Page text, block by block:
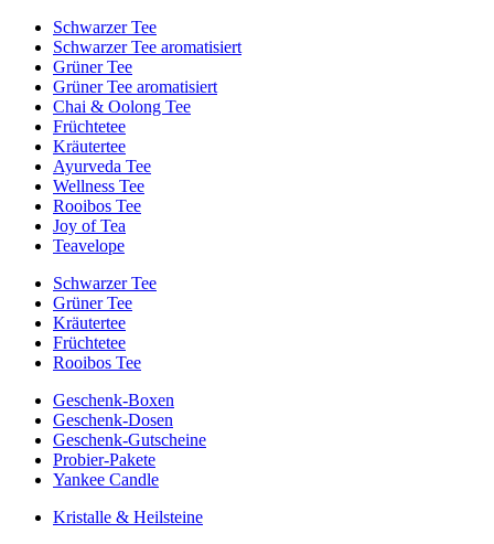
Schwarzer Tee
Schwarzer Tee aromatisiert
Grüner Tee
Grüner Tee aromatisiert
Chai & Oolong Tee
Früchtetee
Kräutertee
Ayurveda Tee
Wellness Tee
Rooibos Tee
Joy of Tea
Teavelope
Schwarzer Tee
Grüner Tee
Kräutertee
Früchtetee
Rooibos Tee
Geschenk-Boxen
Geschenk-Dosen
Geschenk-Gutscheine
Probier-Pakete
Yankee Candle
Kristalle & Heilsteine